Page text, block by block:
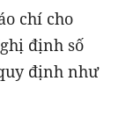
chí cho
định số
định như